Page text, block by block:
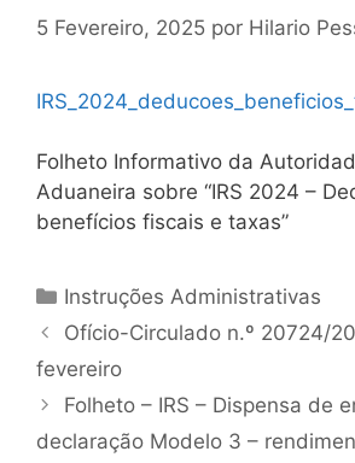
5 Fevereiro, 2025 por Hilario
Folheto Informativo da
Aduaneira sobre “IRS 2024 –
benefícios fiscais e taxas”
Categorias
Instruções Administrativas
Navegação
de
Ofício-Circulado n.º 20724/
fevereiro
Folheto – IRS – Dispensa de
declaração Modelo 3 –